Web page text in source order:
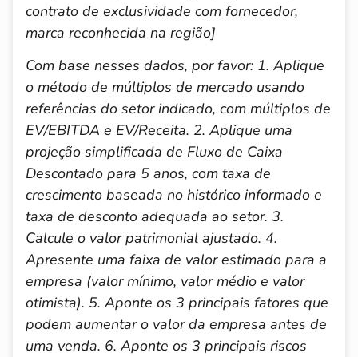
contrato de exclusividade com fornecedor,
marca reconhecida na região]
Com base nesses dados, por favor: 1. Aplique
o método de múltiplos de mercado usando
referências do setor indicado, com múltiplos de
EV/EBITDA e EV/Receita. 2. Aplique uma
projeção simplificada de Fluxo de Caixa
Descontado para 5 anos, com taxa de
crescimento baseada no histórico informado e
taxa de desconto adequada ao setor. 3.
Calcule o valor patrimonial ajustado. 4.
Apresente uma faixa de valor estimado para a
empresa (valor mínimo, valor médio e valor
otimista). 5. Aponte os 3 principais fatores que
podem aumentar o valor da empresa antes de
uma venda. 6. Aponte os 3 principais riscos